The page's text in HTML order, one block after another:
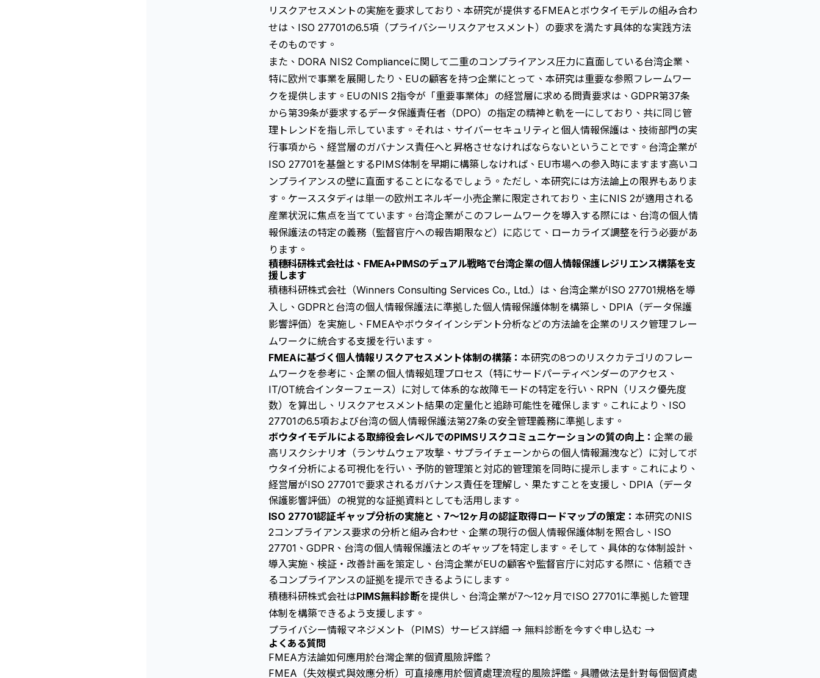
リスクアセスメントの実施を要求しており、本研究が提供するFMEAとボウタイモデルの組み合わ
せは、ISO 27701の6.5項（プライバシーリスクアセスメント）の要求を満たす具体的な実践方法
そのものです。
また、 DORA NIS2 Complianceに関して二重のコンプライアンス圧力に直面している台湾企業、
特に欧州で事業を展開したり、EUの顧客を持つ企業にとって、本研究は重要な参照フレームワー
クを提供します。EUのNIS 2指令が「重要事業体」の経営層に求める問責要求は、GDPR第37条
から第39条が要求するデータ保護責任者（DPO）の指定の精神と軌を一にしており、共に同じ管
理トレンドを指し示しています。それは、サイバーセキュリティと個人情報保護は、技術部門の実
行事項から、経営層のガバナンス責任へと昇格させなければならないということです。台湾企業が
ISO 27701を基盤とするPIMS体制を早期に構築しなければ、EU市場への参入時にますます高いコ
ンプライアンスの壁に直面することになるでしょう。ただし、本研究には方法論上の限界もありま
す。ケーススタディは単一の欧州エネルギー小売企業に限定されており、主にNIS 2が適用される
産業状況に焦点を当てています。台湾企業がこのフレームワークを導入する際には、台湾の個人情
報保護法の特定の義務（監督官庁への報告期限など）に応じて、ローカライズ調整を行う必要があ
ります。
積穗科研株式会社は、FMEA+PIMSのデュアル戦略で台湾企業の個人情報保護レジリエンス構築を支
援します
積穗科研株式会社（Winners Consulting Services Co., Ltd.）は、台湾企業がISO 27701規格を導
入し、GDPRと台湾の個人情報保護法に準拠した個人情報保護体制を構築し、DPIA（データ保護
影響評価）を実施し、FMEAやボウタイインシデント分析などの方法論を企業のリスク管理フレー
ムワークに統合する支援を行います。
FMEAに基づく個人情報リスクアセスメント体制の構築： 本研究の8つのリスクカテゴリのフレー
ムワークを参考に、企業の個人情報処理プロセス（特にサードパーティベンダーのアクセス、
IT/OT統合インターフェース）に対して体系的な故障モードの特定を行い、RPN（リスク優先度
数）を算出し、リスクアセスメント結果の定量化と追跡可能性を確保します。これにより、ISO
27701の6.5項および台湾の個人情報保護法第27条の安全管理義務に準拠します。
ボウタイモデルによる取締役会レベルでのPIMSリスクコミュニケーションの質の向上： 企業の最
高リスクシナリオ（ランサムウェア攻撃、サプライチェーンからの個人情報漏洩など）に対してボ
ウタイ分析による可視化を行い、予防的管理策と対応的管理策を同時に提示します。これにより、
経営層がISO 27701で要求されるガバナンス責任を理解し、果たすことを支援し、DPIA（データ
保護影響評価）の視覚的な証拠資料としても活用します。
ISO 27701認証ギャップ分析の実施と、7～12ヶ月の認証取得ロードマップの策定： 本研究のNIS
2コンプライアンス要求の分析と組み合わせ、企業の現行の個人情報保護体制を照合し、ISO
27701、GDPR、台湾の個人情報保護法とのギャップを特定します。そして、具体的な体制設計、
導入実施、検証・改善計画を策定し、台湾企業がEUの顧客や監督官庁に対応する際に、信頼でき
るコンプライアンスの証拠を提示できるようにします。
積穗科研株式会社はPIMS無料診断を提供し、台湾企業が7～12ヶ月でISO 27701に準拠した管理
体制を構築できるよう支援します。
プライバシー情報マネジメント（PIMS）サービス詳細 → 無料診断を今すぐ申し込む →
よくある質問
FMEA方法論如何應用於台灣企業的個資風險評鑑？
FMEA（失效模式與效應分析）可直接應用於個資處理流程的風險評鑑。具體做法是針對每個個資處